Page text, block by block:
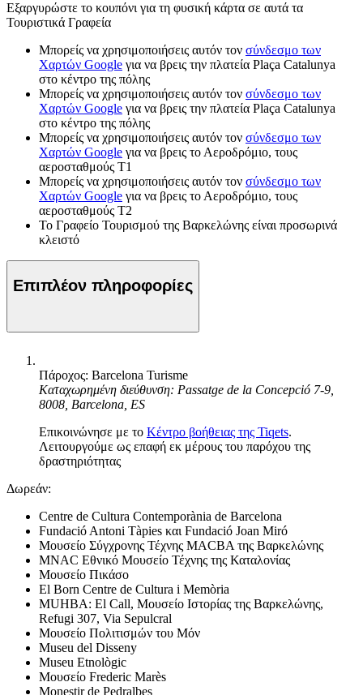
Εξαργυρώστε το κουπόνι για τη φυσική κάρτα σε αυτά τα
Τουριστικά Γραφεία
Μπορείς να χρησιμοποιήσεις αυτόν τον σύνδεσμο των
Χαρτών Google για να βρεις την πλατεία Plaça Catalunya
στο κέντρο της πόλης
Μπορείς να χρησιμοποιήσεις αυτόν τον σύνδεσμο των
Χαρτών Google για να βρεις την πλατεία Plaça Catalunya
στο κέντρο της πόλης
Μπορείς να χρησιμοποιήσεις αυτόν τον σύνδεσμο των
Χαρτών Google για να βρεις το Αεροδρόμιο, τους
αεροσταθμούς T1
Μπορείς να χρησιμοποιήσεις αυτόν τον σύνδεσμο των
Χαρτών Google για να βρεις το Αεροδρόμιο, τους
αεροσταθμούς T2
Το Γραφείο Τουρισμού της Βαρκελώνης είναι προσωρινά
κλειστό
Επιπλέον πληροφορίες
Πάροχος: Barcelona Turisme
Καταχωρημένη διεύθυνση: Passatge de la Concepció 7-9,
8008, Barcelona, ES
Επικοινώνησε με το Κέντρο βοήθειας της Tiqets.
Λειτουργούμε ως επαφή εκ μέρους του παρόχου της
δραστηριότητας
Δωρεάν:
Centre de Cultura Contemporània de Barcelona
Fundació Antoni Tàpies και Fundació Joan Miró
Μουσείο Σύγχρονης Τέχνης MACBA της Βαρκελώνης
MNAC Εθνικό Μουσείο Τέχνης της Καταλονίας
Μουσείο Πικάσο
El Born Centre de Cultura i Memòria
MUHBA: El Call, Μουσείο Ιστορίας της Βαρκελώνης,
Refugi 307, Via Sepulcral
Μουσείο Πολιτισμών του Μόν
Museu del Disseny
Museu Etnològic
Μουσείο Frederic Marès
Monestir de Pedralbes